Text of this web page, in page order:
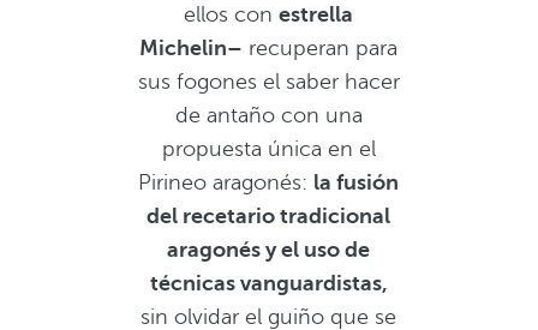
ellos conestrella
Michelin– recuperan para
sus fogones el saber hacer
de antaño con una
propuesta única en el
Pirineo aragonés: la fusión
del recetario tradicional
aragonés y el uso de
técnicas vanguardistas,
sin olvidar el guiño que se